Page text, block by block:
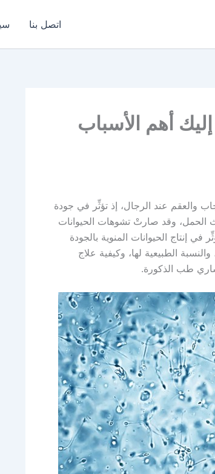
اتصل بنا
أهم الأسباب
والعقم عند الرجال، إذ تؤثِّر في جودة
الحمل، وقد صارتْ تشوهات الحيوانات
في إنتاج الحيوانات المنوية بالجودة
الطبيعية لها، وكيفية علاج
طب الذكورة.